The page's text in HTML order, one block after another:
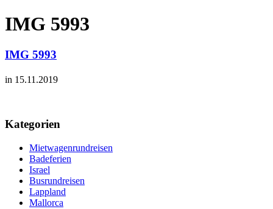
IMG 5993
IMG 5993
in 15.11.2019
Kategorien
Mietwagenrundreisen
Badeferien
Israel
Busrundreisen
Lappland
Mallorca